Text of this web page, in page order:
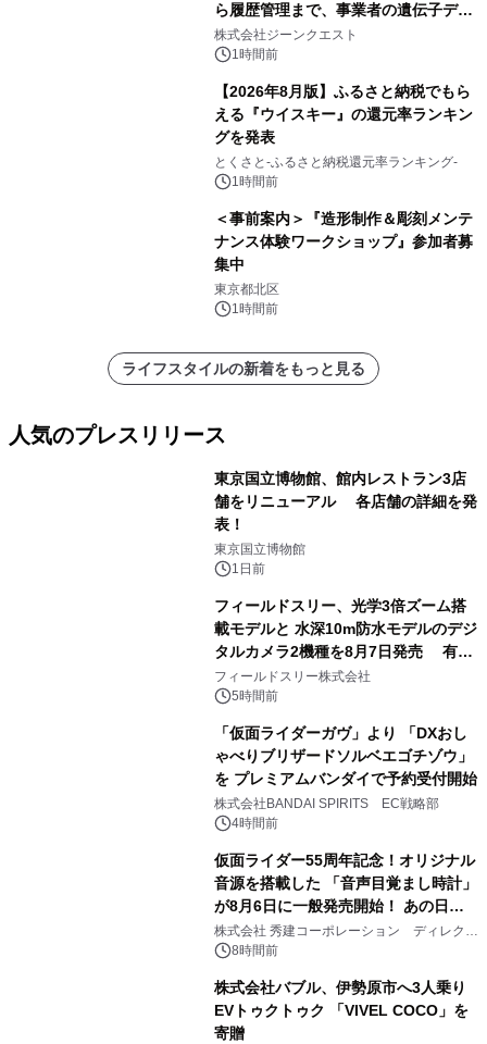
ら履歴管理まで、事業者の遺伝子デー
タ活用を支援
株式会社ジーンクエスト
1時間前
【2026年8月版】ふるさと納税でもら
える『ウイスキー』の還元率ランキン
グを発表
とくさと-ふるさと納税還元率ランキング-
1時間前
＜事前案内＞『造形制作＆彫刻メンテ
ナンス体験ワークショップ』参加者募
集中
東京都北区
1時間前
ライフスタイルの新着をもっと見る
人気のプレスリリース
東京国立博物館、館内レストラン3店
舗をリニューアル 各店舗の詳細を発
表！
東京国立博物館
1日前
フィールドスリー、光学3倍ズーム搭
載モデルと 水深10m防水モデルのデジ
タルカメラ2機種を8月7日発売 有効
約1300万画素、用途別に選べるコンデ
ジ新登場
フィールドスリー株式会社
5時間前
「仮面ライダーガヴ」より 「DXおし
ゃべりブリザードソルベエゴチゾウ」
を プレミアムバンダイで予約受付開始
株式会社BANDAI SPIRITS EC戦略部
4時間前
仮面ライダー55周年記念！オリジナル
音源を搭載した 「音声目覚まし時計」
が8月6日に一般発売開始！ あの日の
大興奮が今甦る
株式会社 秀建コーポレーション ディレクト
アートギャラリー
8時間前
株式会社バブル、伊勢原市へ3人乗り
EVトゥクトゥク 「VIVEL COCO」を
寄贈